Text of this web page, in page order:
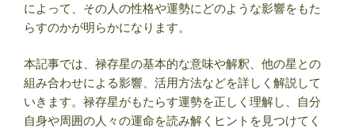
によって、その人の性格や運勢にどのような影響をもた
らすのかが明らかになります。
本記事では、禄存星の基本的な意味や解釈、他の星との
組み合わせによる影響、活用方法などを詳しく解説して
いきます。禄存星がもたらす運勢を正しく理解し、自分
自身や周囲の人々の運命を読み解くヒントを見つけてく